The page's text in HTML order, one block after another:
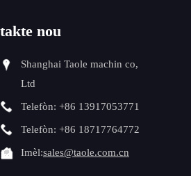
nou
Shanghai Taole machin co,
Ltd
Telefòn: +86 13917053771
Telefòn: +86 18717764772
Imèl:sales@taole.com.cn